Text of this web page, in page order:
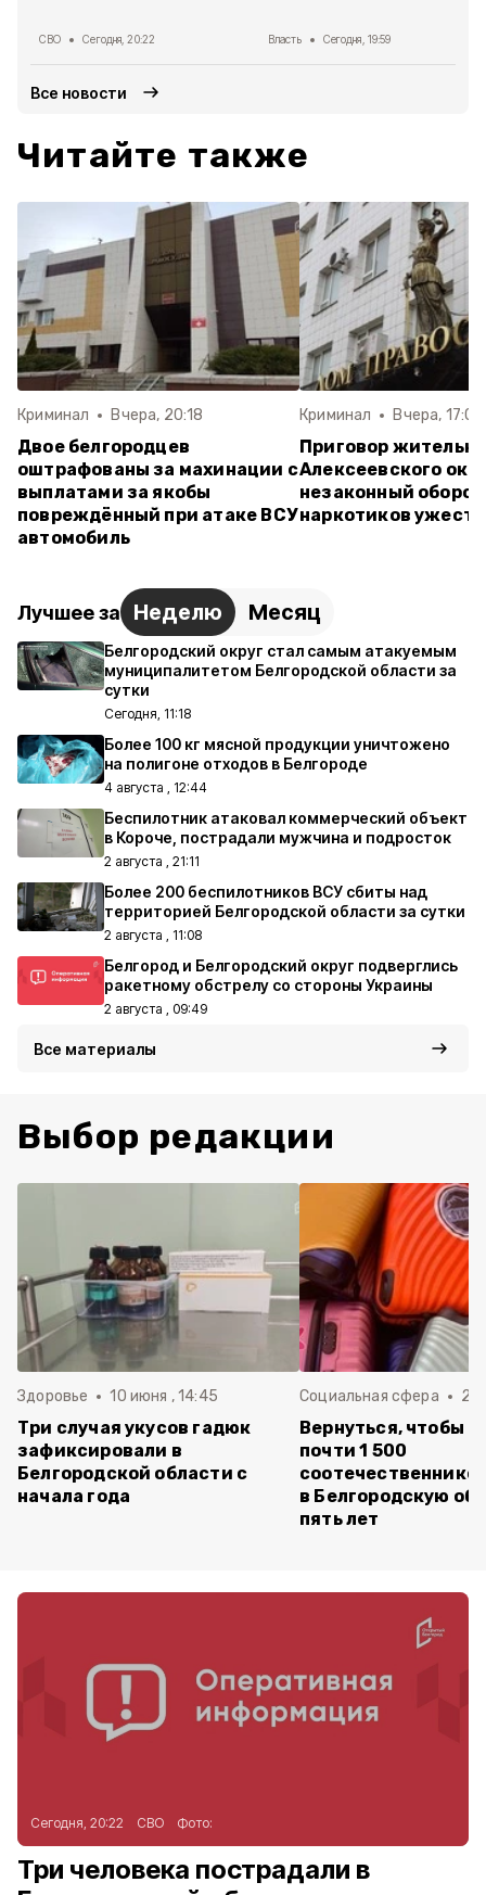
СВО Сегодня, 20:22 Власть Сегодня, 19:59
Все новости
Читайте также
Криминал Вчера, 20:18
Двое белгородцев
оштрафованы за махинации с
выплатами за якобы
повреждённый при атаке ВСУ
автомобиль
Криминал Вчера, 17:07
Приговор
Алексеевского
незаконный оборот
наркотиков
Лучшее за Неделю Месяц
Белгородский округ стал самым атакуемым
муниципалитетом Белгородской области за
сутки
Сегодня, 11:18
Более 100 кг мясной продукции уничтожено
на полигоне отходов в Белгороде
4 августа , 12:44
Беспилотник атаковал коммерческий объект
в Короче, пострадали мужчина и подросток
2 августа , 21:11
Более 200 беспилотников ВСУ сбиты над
территорией Белгородской области за сутки
2 августа , 11:08
Белгород и Белгородский округ подверглись
ракетному обстрелу со стороны Украины
2 августа , 09:49
Все материалы
Выбор редакции
Здоровье 10 июня , 14:45
Три случая укусов гадюк
зафиксировали в
Белгородской области с
начала года
Социальная сфера 20
Вернуться, чтобы
почти 1 500
в Белгородскую
пять лет
Сегодня, 20:22 СВО Фото:
Три человека пострадали в